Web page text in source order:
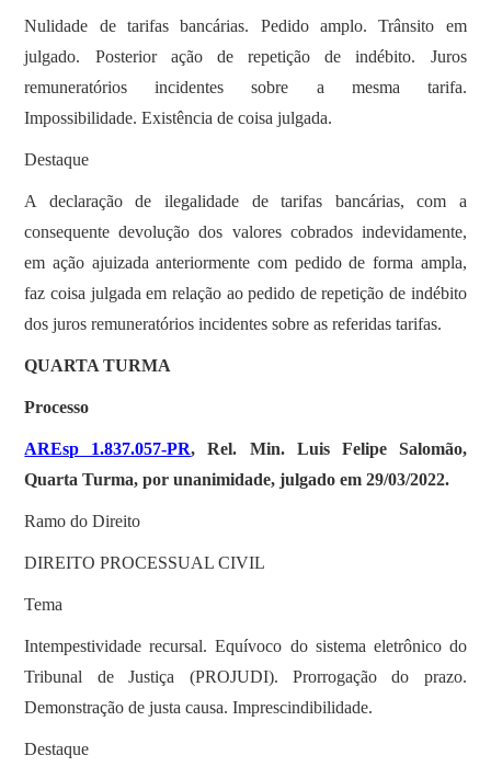
Nulidade de tarifas bancárias. Pedido amplo. Trânsito em
julgado. Posterior ação de repetição de indébito. Juros
remuneratórios incidentes sobre a mesma tarifa.
Impossibilidade. Existência de coisa julgada.
Destaque
A declaração de ilegalidade de tarifas bancárias, com a
consequente devolução dos valores cobrados indevidamente,
em ação ajuizada anteriormente com pedido de forma ampla,
faz coisa julgada em relação ao pedido de repetição de indébito
dos juros remuneratórios incidentes sobre as referidas tarifas.
QUARTA TURMA
Processo
AREsp 1.837.057-PR, Rel. Min. Luis Felipe Salomão,
Quarta Turma, por unanimidade, julgado em 29/03/2022.
Ramo do Direito
DIREITO PROCESSUAL CIVIL
Tema
Intempestividade recursal. Equívoco do sistema eletrônico do
Tribunal de Justiça (PROJUDI). Prorrogação do prazo.
Demonstração de justa causa. Imprescindibilidade.
Destaque